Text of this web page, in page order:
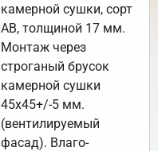
камерной сушки, сорт
АВ, толщиной 17 мм.
Монтаж через
строганый брусок
камерной сушки
45х45+/-5 мм.
(вентилируемый
фасад). Влаго-